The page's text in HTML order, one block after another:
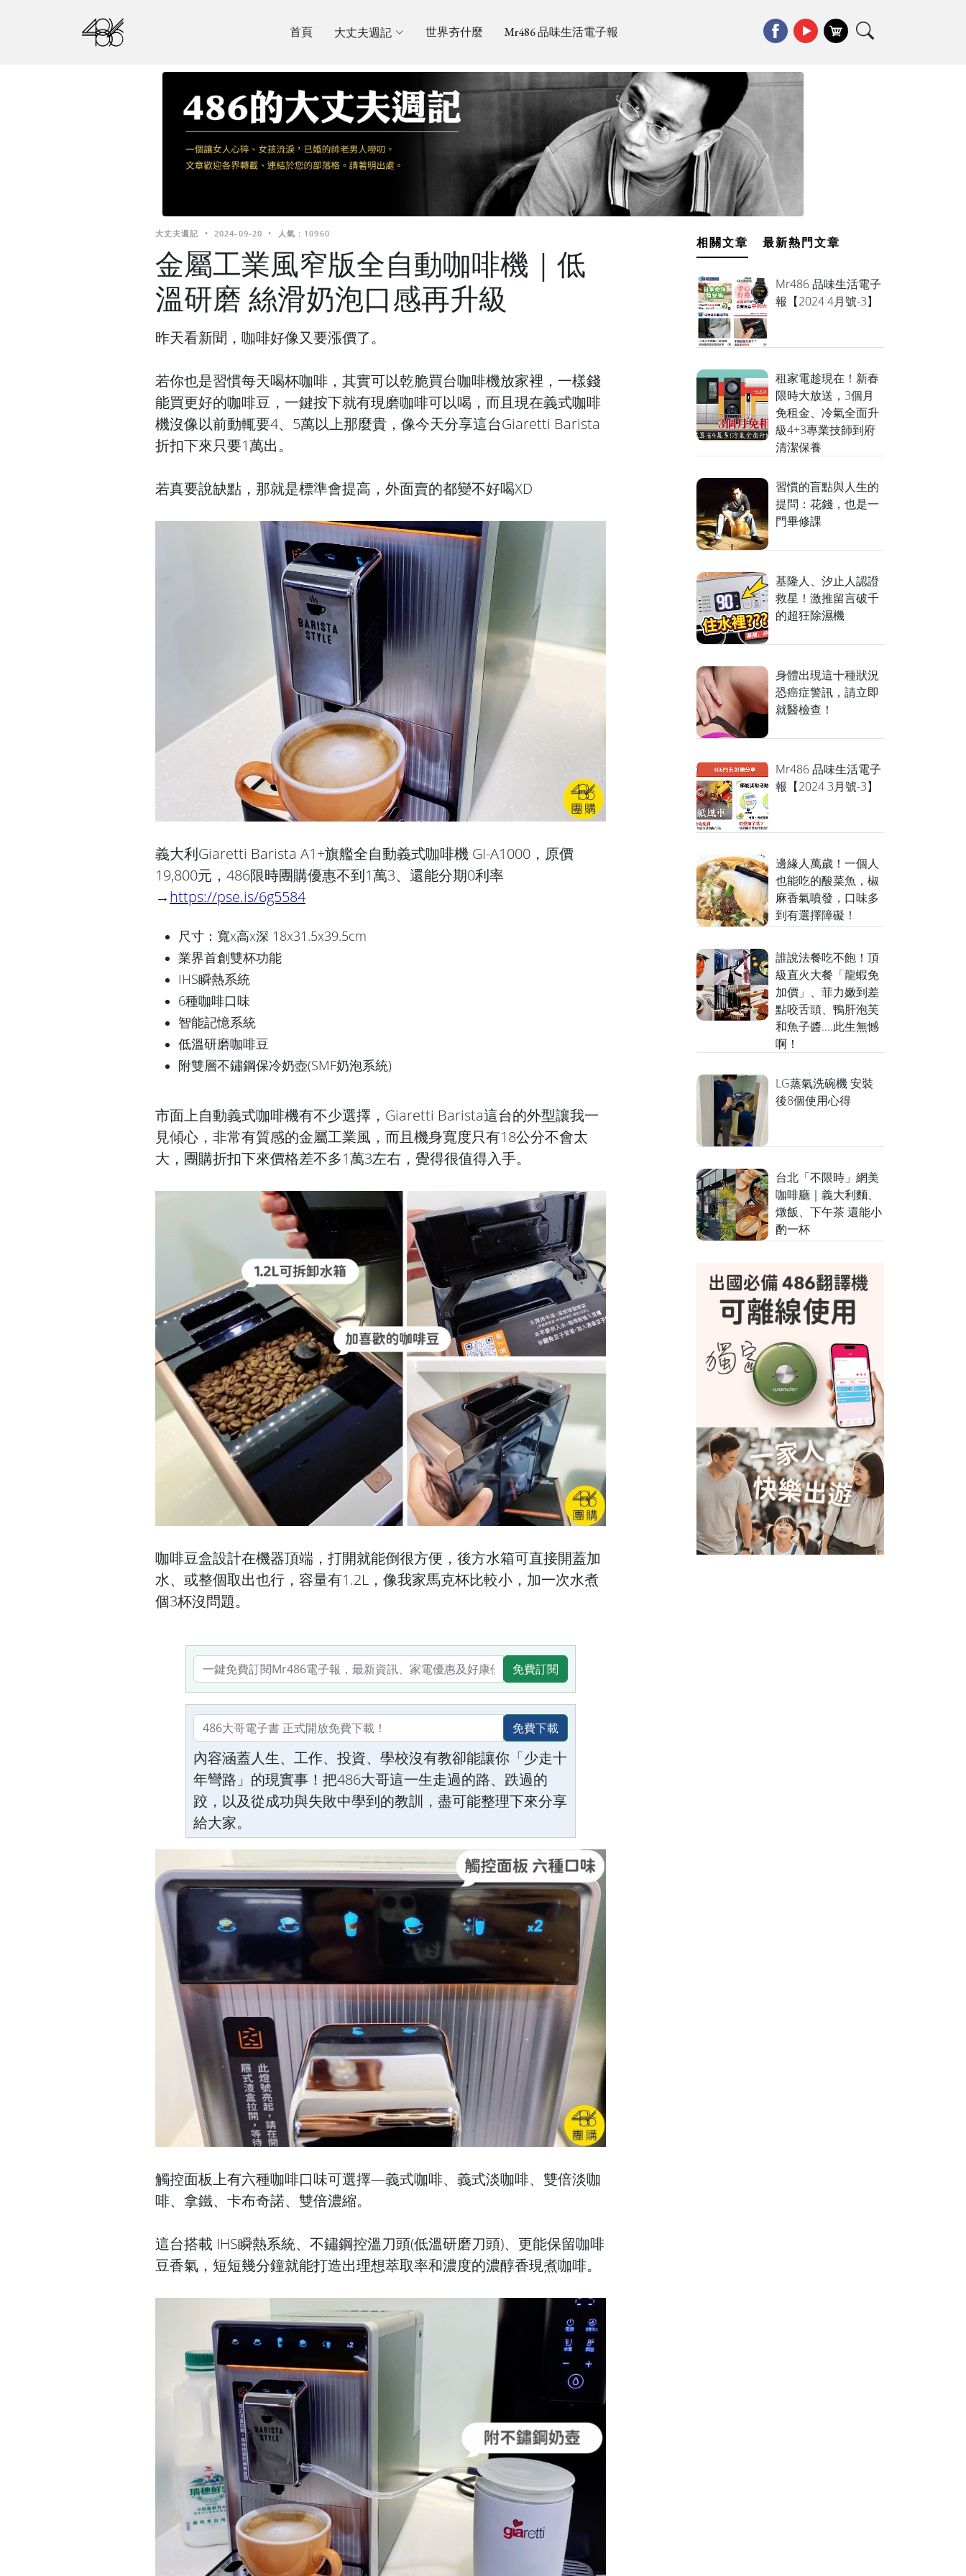
首頁 大丈夫週記 世界夯什麼 Mr486 品味生活電子報
大丈夫週記 • 2024-09-20 • 人氣 : 10960
金屬工業風窄版全自動咖啡機｜低
溫研磨 絲滑奶泡口感再升級
昨天看新聞，咖啡好像又要漲價了。
若你也是習慣每天喝杯咖啡，其實可以乾脆買台咖啡機放家裡，一樣錢
能買更好的咖啡豆，一鍵按下就有現磨咖啡可以喝，而且現在義式咖啡
機沒像以前動輒要4、5萬以上那麼貴，像今天分享這台Giaretti Barista
折扣下來只要1萬出。
若真要說缺點，那就是標準會提高，外面賣的都變不好喝XD
義大利Giaretti Barista A1+旗艦全自動義式咖啡機 GI-A1000，原價
19,800元，486限時團購優惠不到1萬3、還能分期0利率
→https://pse.is/6g5584
尺寸：寬x高x深 18x31.5x39.5cm
業界首創雙杯功能
IHS瞬熱系統
6種咖啡口味
智能記憶系統
低溫研磨咖啡豆
附雙層不鏽鋼保冷奶壺(SMF奶泡系統)
市面上自動義式咖啡機有不少選擇，Giaretti Barista這台的外型讓我一
見傾心，非常有質感的金屬工業風，而且機身寬度只有18公分不會太
大，團購折扣下來價格差不多1萬3左右，覺得很值得入手。
咖啡豆盒設計在機器頂端，打開就能倒很方便，後方水箱可直接開蓋加
水、或整個取出也行，容量有1.2L，像我家馬克杯比較小，加一次水煮
個3杯沒問題。
免費訂閱
免費下載
內容涵蓋人生、工作、投資、學校沒有教卻能讓你「少走十
年彎路」的現實事！把486大哥這一生走過的路、跌過的
跤，以及從成功與失敗中學到的教訓，盡可能整理下來分享
給大家。
觸控面板上有六種咖啡口味可選擇—義式咖啡、義式淡咖啡、雙倍淡咖
啡、拿鐵、卡布奇諾、雙倍濃縮。
這台搭載 IHS瞬熱系統、不鏽鋼控溫刀頭(低溫研磨刀頭)、更能保留咖啡
豆香氣，短短幾分鐘就能打造出理想萃取率和濃度的濃醇香現煮咖啡。
相關文章 最新熱門文章
Mr486 品味生活電子
報【2024 4月號-3】
租家電趁現在！新春
限時大放送，3個月
免租金、冷氣全面升
級4+3專業技師到府
清潔保養
習慣的盲點與人生的
提問：花錢，也是一
門畢修課
基隆人、汐止人認證
救星！激推留言破千
的超狂除濕機
身體出現這十種狀況
恐癌症警訊，請立即
就醫檢查！
Mr486 品味生活電子
報【2024 3月號-3】
邊緣人萬歲！一個人
也能吃的酸菜魚，椒
麻香氣噴發，口味多
到有選擇障礙！
誰說法餐吃不飽！頂
級直火大餐「龍蝦免
加價」、菲力嫩到差
點咬舌頭、鴨肝泡芙
和魚子醬....此生無憾
啊！
LG蒸氣洗碗機 安裝
後8個使用心得
台北「不限時」網美
咖啡廳｜義大利麵、
燉飯、下午茶 還能小
酌一杯